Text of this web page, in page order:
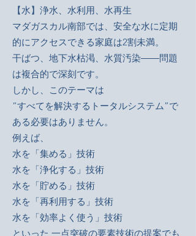
【水】浄水、水利用、水再生
マダガスカル南部では、安全な水に定期
的にアクセスできる家庭は2割未満。
干ばつ、地下水枯渇、水質汚染――問題
は複合的で深刻です。
しかし、このテーマは
“すべてを解決するトータルシステム”で
ある必要はありません。
例えば、
水を「集める」技術
水を「浄化する」技術
水を「貯める」技術
水を「再利用する」技術
水を「効率よく使う」技術
といった 一点突破の要素技術の提案でも